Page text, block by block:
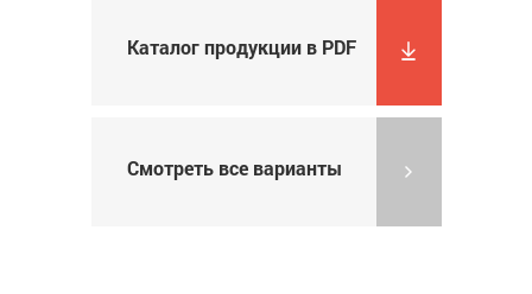
Каталог продукции в PDF
Смотреть все варианты